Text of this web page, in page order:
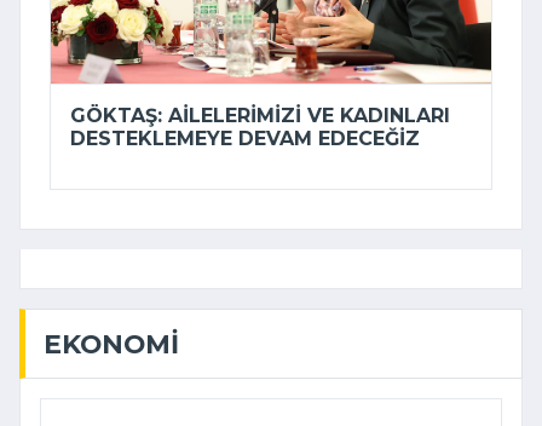
GÖKTAŞ: AILELERIMIZI VE KADINLARI
DESTEKLEMEYE DEVAM EDECEĞIZ
EKONOMI